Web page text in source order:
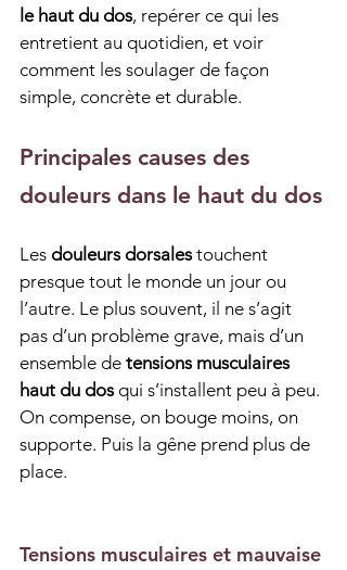
le haut du dos, repérer ce qui les
entretient au quotidien, et voir
comment les soulager de façon
simple, concrète et durable.
Principales causes des
douleurs dans le haut du dos
Les douleurs dorsales touchent
presque tout le monde un jour ou
l’autre. Le plus souvent, il ne s’agit
pas d’un problème grave, mais d’un
ensemble de tensions musculaires
haut du dos qui s’installent peu à peu.
On compense, on bouge moins, on
supporte. Puis la gêne prend plus de
place.
Tensions musculaires et mauvaise